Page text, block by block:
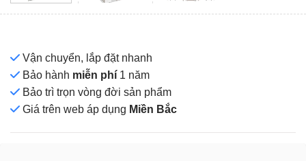
Vận chuyển, lắp đặt nhanh
Bảo hành miễn phí 1 năm
Bảo trì trọn vòng đời sản phẩm
Giá trên web áp dụng Miền Bắc